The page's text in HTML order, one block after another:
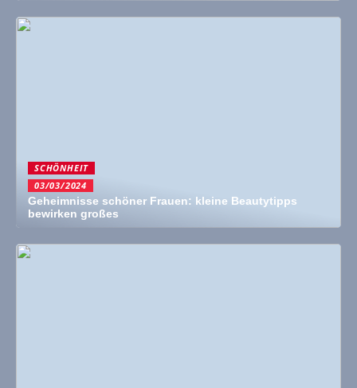
SCHÖNHEIT
03/03/2024
Geheimnisse schöner Frauen: kleine Beautytipps
bewirken großes